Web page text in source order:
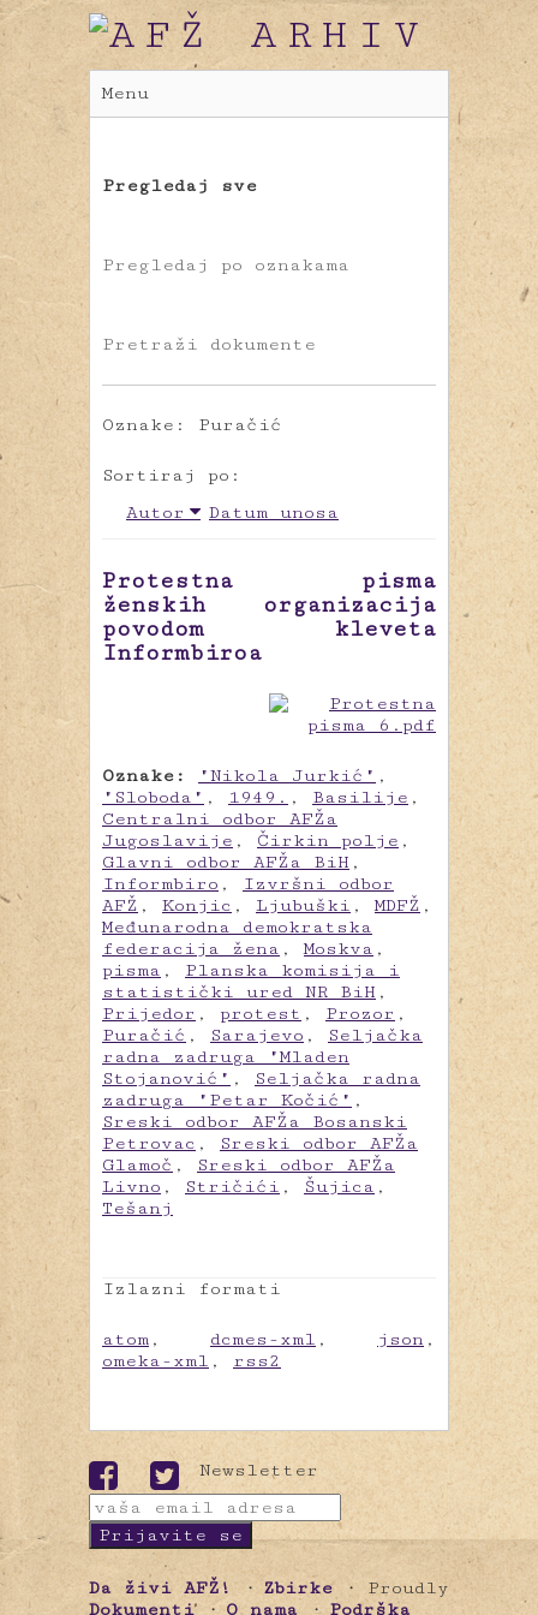
Menu
Pregledaj sve
Pregledaj po oznakama
Pretraži dokumente
Oznake: Puračić
Sortiraj po:
Autor
Datum unosa
Protestna pisma
ženskih organizacija
povodom kleveta
Informbiroa
Oznake: "Nikola Jurkić" ,
"Sloboda" , 1949. , Basilije ,
Centralni odbor AFŽa
Jugoslavije , Čirkin polje ,
Glavni odbor AFŽa BiH ,
Informbiro ,
Izvršni odbor
AFŽ , Konjic , Ljubuški ,MDFŽ ,
Međunarodna demokratska
federacija žena ,Moskva ,
pisma , Planska komisija i
statistički ured NR BiH ,
Prijedor , protest , Prozor ,
Puračić , Sarajevo ,
Seljačka
radna zadruga "Mladen
Stojanović" ,
Seljačka radna
zadruga "Petar Kočić" ,
Sreski odbor AFŽa Bosanski
Petrovac ,
Sreski odbor AFŽa
Glamoč ,
Sreski odbor AFŽa
Livno , Stričići , Šujica ,
Tešanj
Izlazni formati
atom , dcmes-xml , json ,
omeka-xml , rss2
Newsletter
Da živi AFŽ!
Zbirke
Dokumenti
O nama Podrška
Proudly